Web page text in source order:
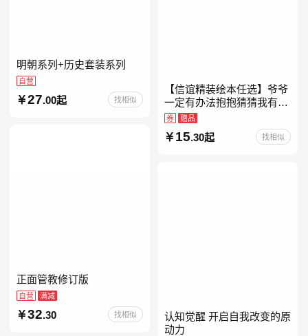
明朝系列+历史套装系列
自营
27.00起 找相似
【信谊精装绘本任选】爷爷
一定有办法抱抱猜猜我有多
爱你妈妈买绿豆我的情绪小
怪兽青蛙和蟾蜍好饿的毛毛
虫儿童故事书阅读精装绘本
券 赠品
15.30起 找相似
正面管教修订版
自营 满减
32.30 找相似
认知觉醒 开启自我改变的原
动力